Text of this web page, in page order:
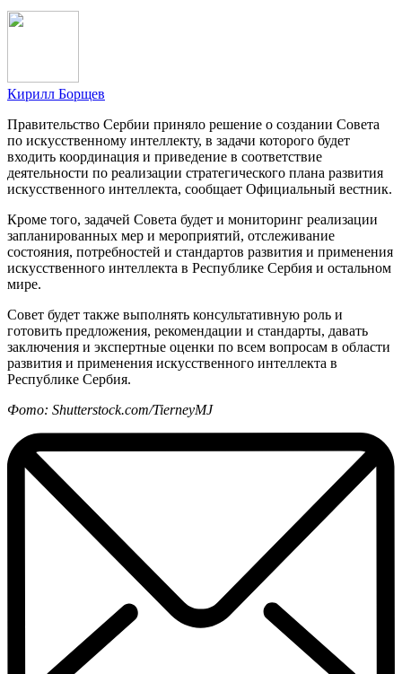
Кирилл Борщев
Правительство Сербии приняло решение о создании Совета
по искусственному интеллекту, в задачи которого будет
входить координация и приведение в соответствие
деятельности по реализации стратегического плана развития
искусственного интеллекта, сообщает Официальный вестник.
Кроме того, задачей Совета будет и мониторинг реализации
запланированных мер и мероприятий, отслеживание
состояния, потребностей и стандартов развития и применения
искусственного интеллекта в Республике Сербия и остальном
мире.
Совет будет также выполнять консультативную роль и
готовить предложения, рекомендации и стандарты, давать
заключения и экспертные оценки по всем вопросам в области
развития и применения искусственного интеллекта в
Республике Сербия.
Фото: Shutterstock.com/TierneyMJ